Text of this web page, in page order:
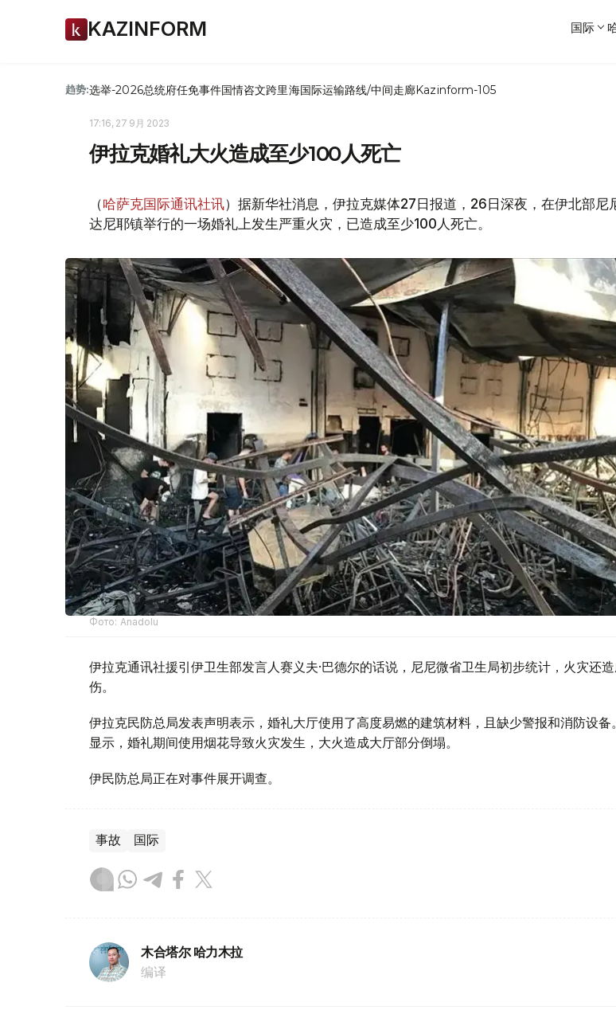
KAZINFORM 国际
趋势:选举-2026总统府任免事件国情咨文跨里海国际运输路线/中间走廊Kazinform-105
17:16, 27 9月 2023
伊拉克婚礼大火造成至少100人死亡
（哈萨克国际通讯社讯）据新华社消息，伊拉克媒体27日报道，26日深夜，在伊北部尼
达尼耶镇举行的一场婚礼上发生严重火灾，已造成至少100人死亡。
Фото: Anadolu
伊拉克通讯社援引伊卫生部发言人赛义夫·巴德尔的话说，尼尼微省卫生局初步统计，火灾还
伤。
伊拉克民防总局发表声明表示，婚礼大厅使用了高度易燃的建筑材料，且缺少警报和消防设备
显示，婚礼期间使用烟花导致火灾发生，大火造成大厅部分倒塌。
伊民防总局正在对事件展开调查。
事故 国际
木合塔尔 哈力木拉
编译